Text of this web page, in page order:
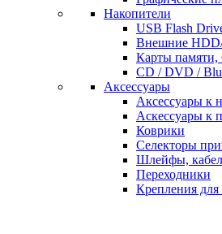
Накопители
USB Flash
Внешние
Карты памяти,
CD / DVD /
Аксессуары
Аксессуары к
Аскессуары к
Коврики
Селекторы
Шлейфы,
Переходники
Крепления